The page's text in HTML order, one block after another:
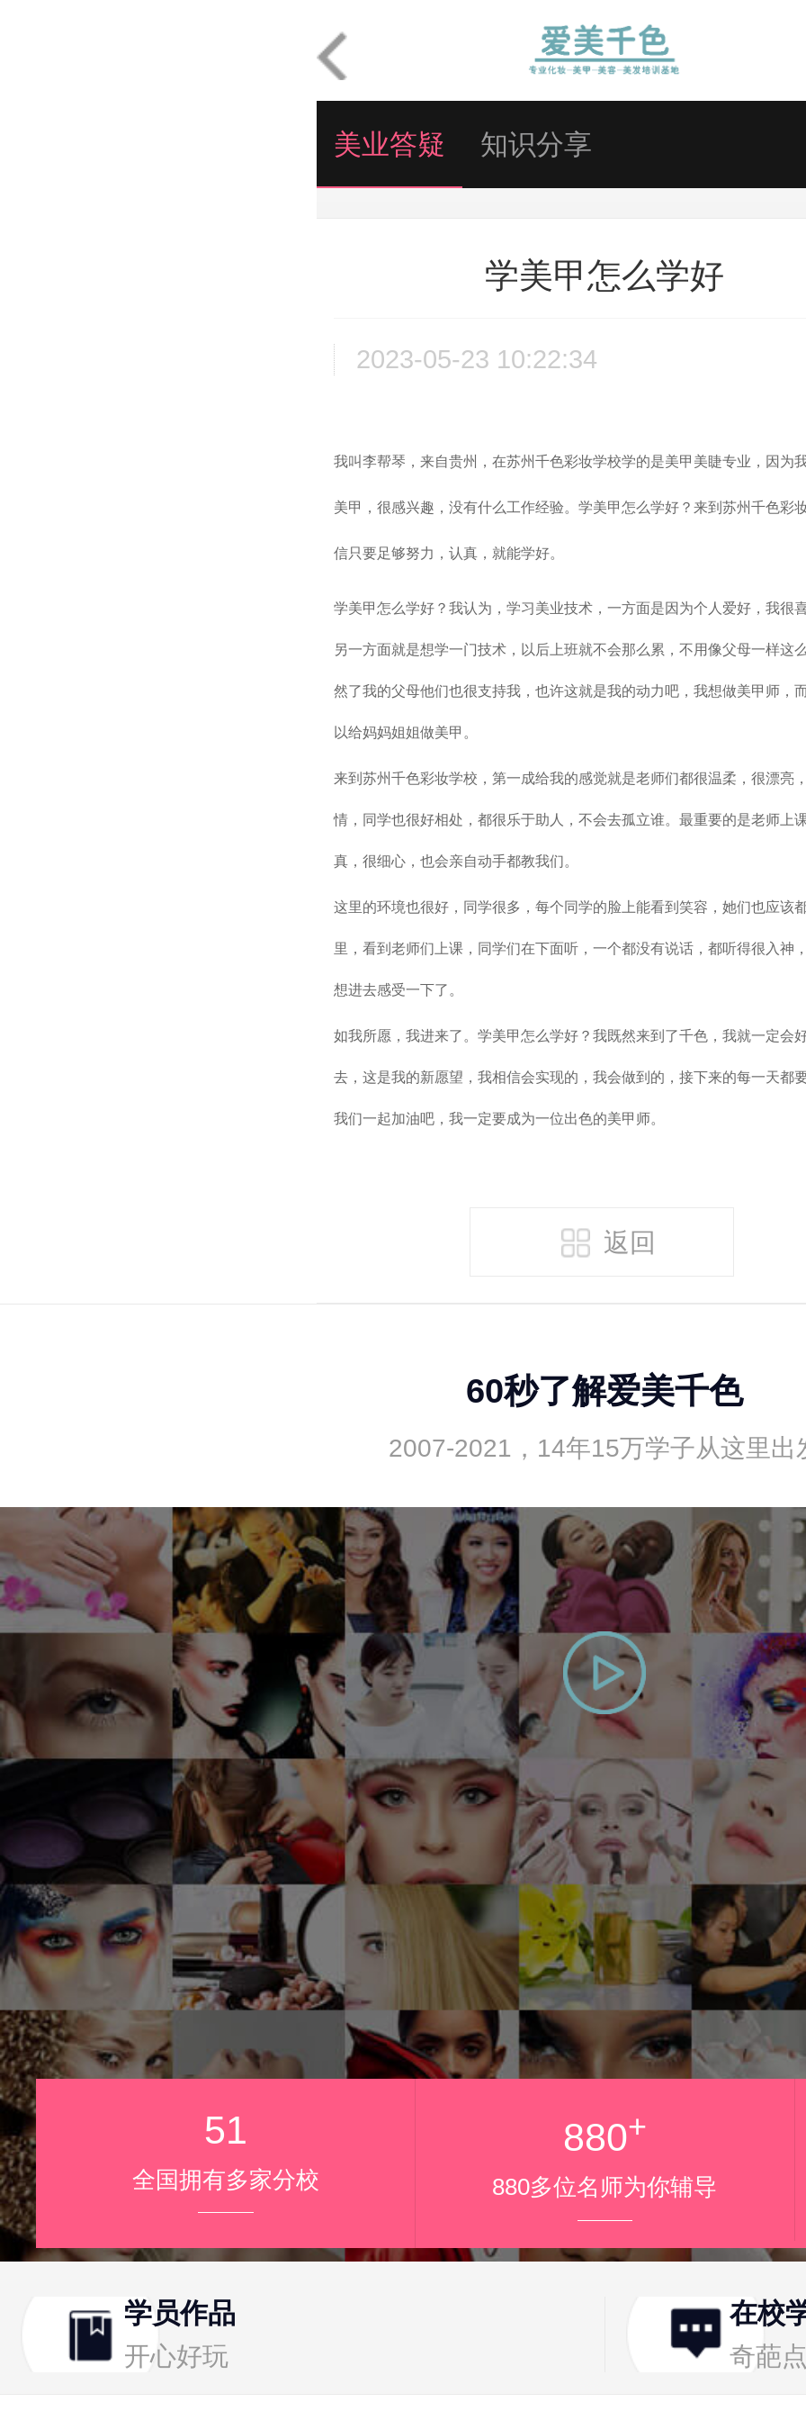
美业答疑 知识分享
学美甲怎么学好
2023-05-23 10:22:34
我叫李帮琴，来自贵州，在苏州千色彩妆学校学的是美甲美睫专业，因为
美甲，很感兴趣，没有什么工作经验。学美甲怎么学好？来到苏州千色彩
信只要足够努力，认真，就能学好。
学美甲怎么学好？我认为，学习美业技术，一方面是因为个人爱好，我很
另一方面就是想学一门技术，以后上班就不会那么累，不用像父母一样这
然了我的父母他们也很支持我，也许这就是我的动力吧，我想做美甲师，
以给妈妈姐姐做美甲。
来到苏州千色彩妆学校 ，第一成给我的感觉就是老师们都很温柔，很漂亮
情，同学也很好相处，都很乐于助人，不会去孤立谁。最重要的是老师上
真，很细心，也会亲自动手都教我们。
这里的环境也很好，同学很多，每个同学的脸上能看到笑容，她们也应该
里，看到老师们上课，同学们在下面听，一个都没有说话，都听得很入神
想进去感受一下了。
如我所愿，我进来了。学美甲怎么学好？我既然来到了千色，我就一定会
去，这是我的新愿望，我相信会实现的，我会做到的，接下来的每一天都
我们一起加油吧，我一定要成为一位出色的美甲师。
返回
60秒了解爱美千色
2007-2021，14年15万学子从这里出
学员作品
开心好玩
在校
奇葩
51
全国拥有多家分校
880+
880多位名师为你辅导